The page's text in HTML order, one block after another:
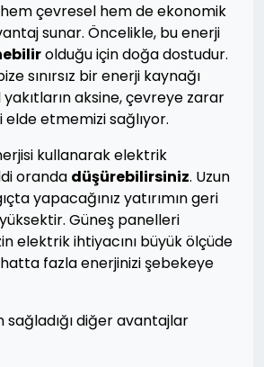
çevresel hem de ekonomik
sunar. Öncelikle, bu enerji
olduğu için doğa dostudur.
sınırsız bir enerji kaynağı
aksine, çevreye zarar
etmemizi sağlıyor.
kullanarak elektrik
oranda düşürebilirsiniz. Uzun
yapacağınız yatırımın geri
Güneş panelleri
elektrik ihtiyacını büyük ölçüde
fazla enerjinizi şebekeye
sağladığı diğer avantajlar